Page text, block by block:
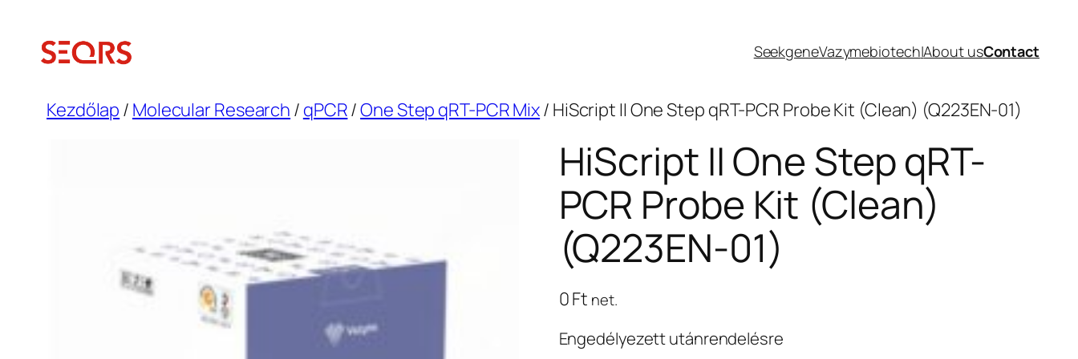
tartalomhoz
SeekgeneVazymebiotech|About usContact
Kezdőlap / Molecular Research / qPCR/One Step qRT-PCR Mix/ HiScript II One Step qRT-PCR Probe Kit (Clean) (Q223EN-01)
HiScript II One Step qRT-
PCR Probe Kit (Clean)
(Q223EN-01)
0Ft net.
Engedélyezett utánrendelésre